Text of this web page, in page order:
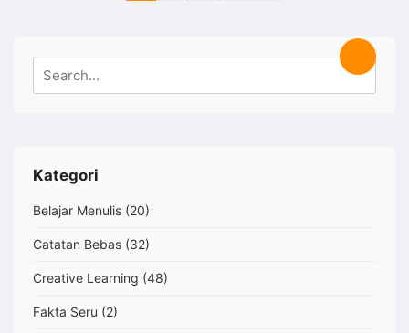
for:
Search
Kategori
Belajar Menulis (20)
Catatan Bebas (32)
Creative Learning (48)
Fakta Seru (2)